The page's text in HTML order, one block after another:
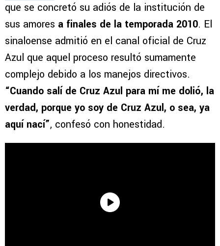
que se concretó su adiós de la institución de
sus amores a finales de la temporada 2010. El
sinaloense admitió en el canal oficial de Cruz
Azul que aquel proceso resultó sumamente
complejo debido a los manejos directivos.
“Cuando salí de Cruz Azul para mí me dolió, la
verdad, porque yo soy de Cruz Azul, o sea, ya
aquí nací”, confesó con honestidad.